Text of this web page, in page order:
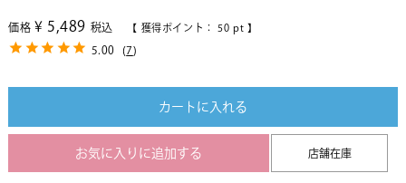
価格 ¥ 5,489 税込 【 獲得ポイント： 50 pt 】
5.00 (7)
カートに入れる
お気に入りに追加する 店舗在庫